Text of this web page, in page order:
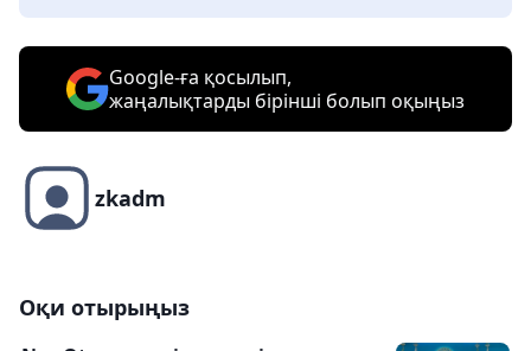
Google-ға қосылып,
жаңалықтарды бірінші болып оқыңыз
zkadm
Оқи отырыңыз